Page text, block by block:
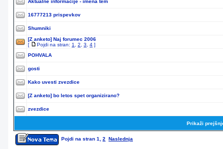
Aktualne informacije - imena tem
16777213 prispevkov
Shumniki
[Z anketo] Naj forumec 2006
[
Pojdi na stran: 1 2 3 4 ]
POHVALA
gosti
Kako uvesti zvezdice
[Z anketo] bo letos spet organizirano?
zvezdice
Prikaži
Pojdi na stran 1 2 Naslednja